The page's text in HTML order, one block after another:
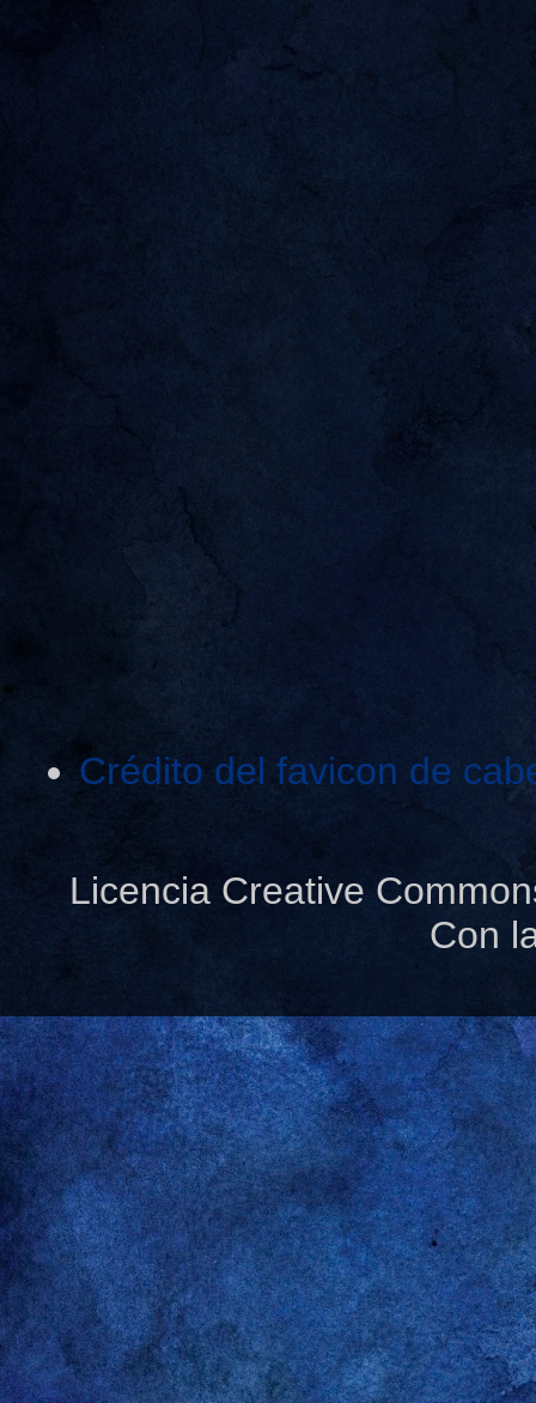
Crédito del favicon de
Licencia Creative
Con